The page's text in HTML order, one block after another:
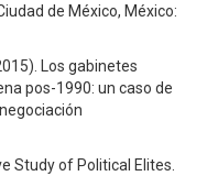
de México, México:
Los gabinetes
pos-1990: un caso de
Study of Political Elites.